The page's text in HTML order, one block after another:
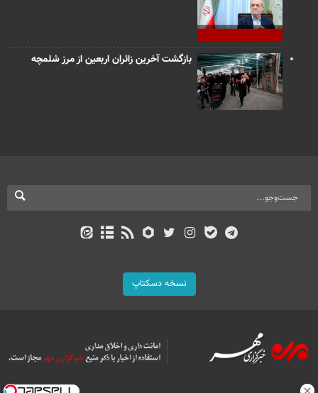
بازگشت آخرین زائران اربعین از مرز شلمچه
نسخه دسکتاپ